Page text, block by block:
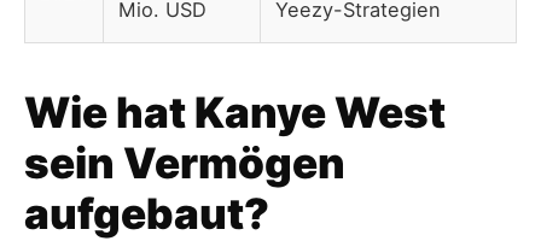
Mio. USD
Yeezy-Strategien
Wie hat Kanye West
sein Vermögen
aufgebaut?